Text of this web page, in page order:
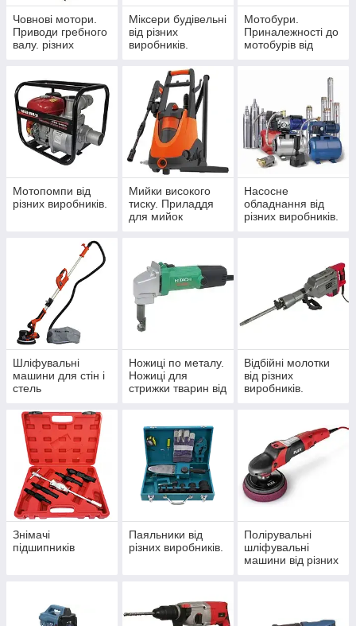
Човнові мотори.
Приводи гребного
валу. різних
Міксери будівельні
від різних
виробників.
Мотобури.
Приналежності до
мотобурів від
Мотопомпи від
різних виробників.
Мийки високого
тиску. Приладдя
для мийок
Насосне
обладнання від
різних виробників.
Шліфувальні
машини для стін і
стель
Ножиці по металу.
Ножиці для
стрижки тварин від
Відбійні молотки
від різних
виробників.
Знімачі
підшипників
Паяльники від
різних виробників.
Полірувальні
шліфувальні
машини від різних